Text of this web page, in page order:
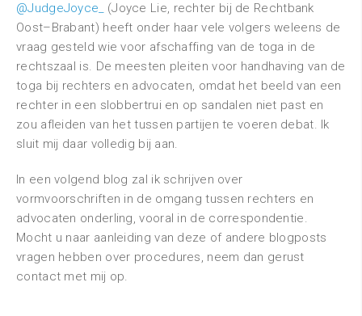
@JudgeJoyce_
(Joyce Lie, rechter bij de Rechtbank
Oost–Brabant) heeft onder haar vele volgers weleens de
vraag gesteld wie voor afschaffing van de toga in de
rechtszaal is. De meesten pleiten voor handhaving van de
toga bij rechters en advocaten, omdat het beeld van een
rechter in een slobbertrui en op sandalen niet past en
zou afleiden van het tussen partijen te voeren debat. Ik
sluit mij daar volledig bij aan.
In een volgend blog zal ik schrijven over
vormvoorschriften in de omgang tussen rechters en
advocaten onderling, vooral in de correspondentie.
Mocht u naar aanleiding van deze of andere blogposts
vragen hebben over procedures, neem dan gerust
contact met mij op.